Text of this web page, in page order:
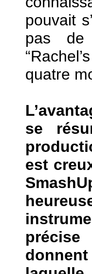
pouvait
pas de
quatre
se
est
précise